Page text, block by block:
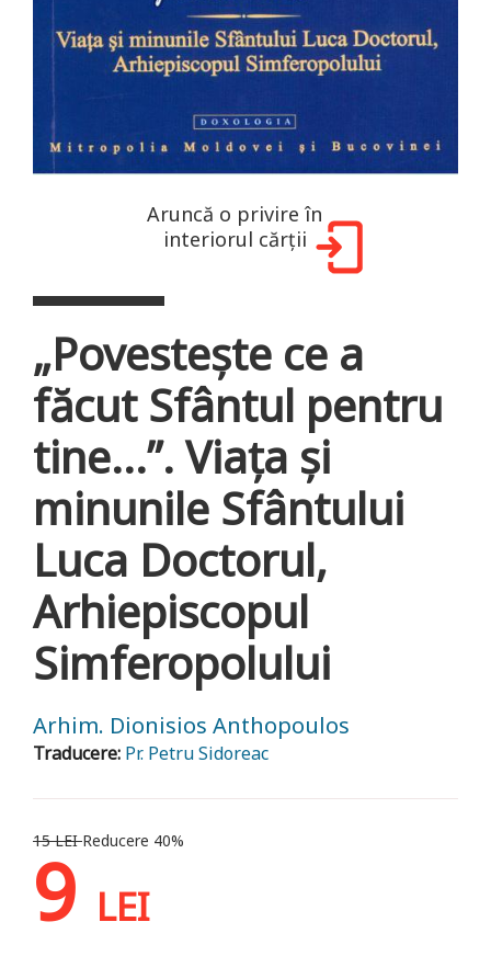
Aruncă o privire în
interiorul cărții
„Povestește ce a
făcut Sfântul pentru
tine...”. Viața și
minunile Sfântului
Luca Doctorul,
Arhiepiscopul
Simferopolului
Arhim. Dionisios Anthopoulos
Traducere: Pr. Petru Sidoreac
15 LEIReducere 40%
9 LEI